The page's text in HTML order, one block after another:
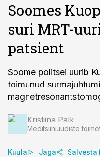
Soomes
suri MRT-
patsient
Soome politsei uurib
toimunud
Kristiina Palk
Meditsiiniuudiste
Kuula Jaga Salvesta